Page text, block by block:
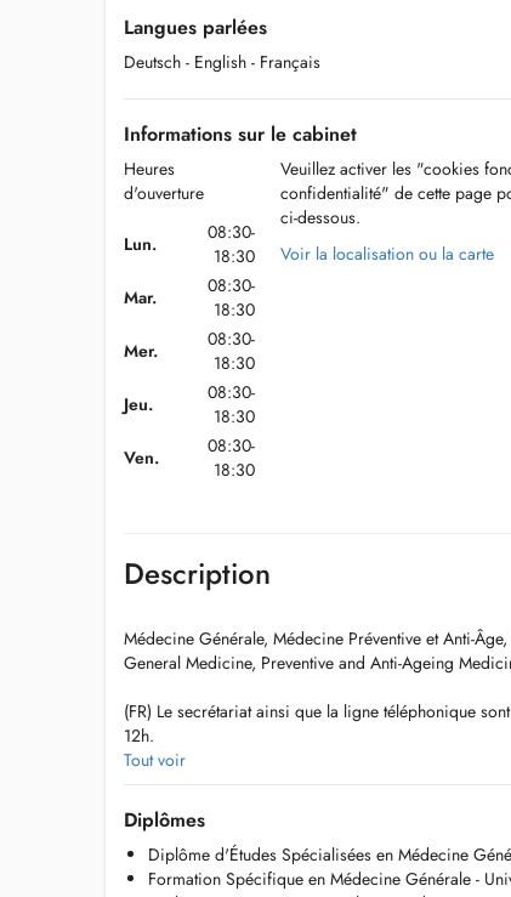
Langues parlées
Deutsch - English - Français
Informations sur le cabinet
Heures
d'ouverture
Lun.
08:30-
18:30
Mar.
08:30-
18:30
Mer.
08:30-
18:30
Jeu.
08:30-
18:30
Ven.
08:30-
18:30
Veuillez activer les "cookies
confidentialité" de cette page
ci-dessous.
Voir la localisation ou la carte
Description
Médecine Générale, Médecine Préventive et Anti-
General Medicine, Preventive and Anti-Ageing
(FR) Le secrétariat ainsi que la ligne téléphonique
12h.
Pour toute demande, merci de me contacter par e-
draugardephilippe@cabinetaugarde.com
Toute consultation non honorée ou annulée moins de
lieu à une facturation correspondant au montant de la
Tout voir
Diplômes
Diplôme d'Études Spécialisées en Médecine
Formation Spécifique en Médecine Générale -